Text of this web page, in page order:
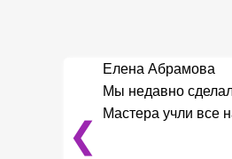
❮
Елена Абрамова
Мы недавно
Мастера учли все